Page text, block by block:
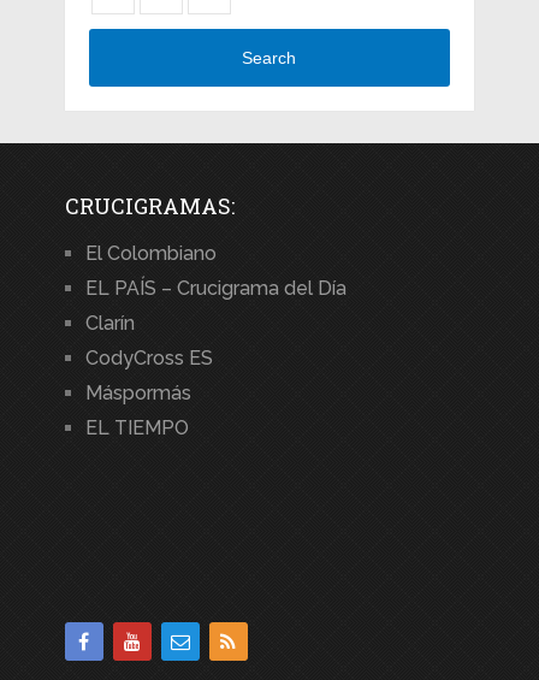
Search
CRUCIGRAMAS:
El Colombiano
EL PAÍS – Crucigrama del Día
Clarín
CodyCross ES
Máspormás
EL TIEMPO